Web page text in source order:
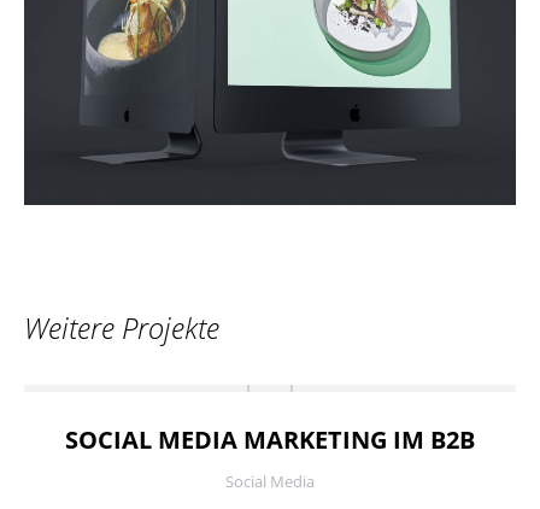
Weitere Projekte
SOCIAL MEDIA MARKETING IM B2B
Social Media